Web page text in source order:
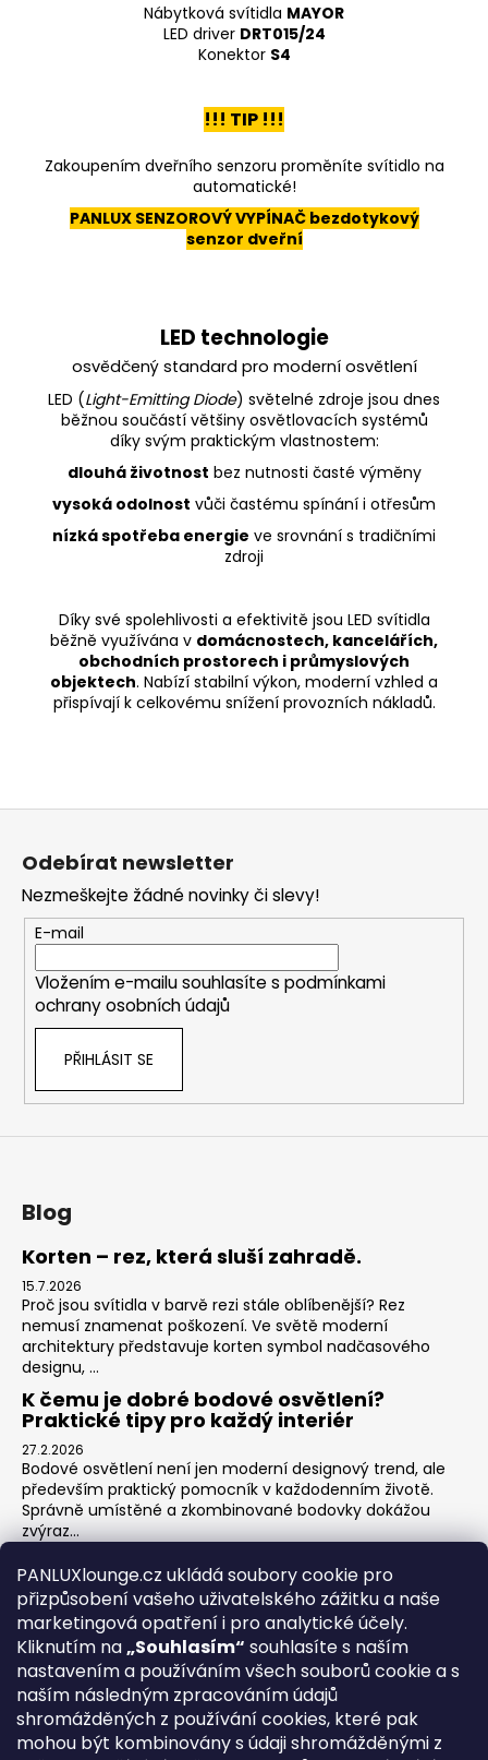
PANLUXlounge.cz ukládá soubory cookie pro
přizpůsobení vašeho uživatelského zážitku a naše
marketingová opatření i pro analytické účely.
Kliknutím na„Souhlasím“ souhlasíte s naším
nastavením a používáním všech souborů cookie a s
naším následným zpracováním údajů
shromážděných z používání cookies, které pak
mohou být kombinovány s údaji shromážděnými z
Nábytková svítidla MAYOR
LED driver DRT015/24
Konektor S4
!!! TIP !!!
Zakoupením dveřního senzoru proměníte svítidlo na
automatické!
PANLUX SENZOROVÝ VYPÍNAČ bezdotykový
senzor dveřní
LED technologie
osvědčený standard pro moderní osvětlení
LED (Light-Emitting Diode) světelné zdroje jsou dnes
běžnou součástí většiny osvětlovacích systémů
díky svým praktickým vlastnostem:
dlouhá životnost bez nutnosti časté výměny
vysoká odolnost vůči častému spínání i otřesům
nízká spotřeba energie ve srovnání s tradičními
zdroji
Díky své spolehlivosti a efektivitě jsou LED svítidla
běžně využívána v domácnostech, kancelářích,
obchodních prostorech i průmyslových
objektech. Nabízí stabilní výkon, moderní vzhled a
přispívají k celkovému snížení provozních nákladů.
Z
Odebírat newsletter
Nezmeškejte žádné novinky či slevy!
E-mail
Vložením e-mailu souhlasíte s podmínkami
ochrany osobních údajů
PŘIHLÁSIT SE
Blog
Korten – rez, která sluší zahradě.
15.7.2026
Proč jsou svítidla v barvě rezi stále oblíbenější? Rez
nemusí znamenat poškození. Ve světě moderní
architektury představuje korten symbol nadčasového
designu, ...
K čemu je dobré bodové osvětlení?
Praktické tipy pro každý interiér
27.2.2026
Bodové osvětlení není jen moderní designový trend, ale
především praktický pomocník v každodenním životě.
Správně umístěné a zkombinované bodovky dokážou
zvýraz...
Jak na zónové osvětlení v obýváku?
3.2.2026
Obývací pokoj je srdcem domova – místo pro relaxaci,
sledování televize, hraní her s dětmi, posezení s přáteli i
klidné chvíle s knihou. Každá z těchto aktivit ...
O nás Kontakty Obchodní podmínky Vrácení zboží